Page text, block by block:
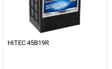
HITEC 45B19R